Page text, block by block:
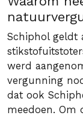
Schiphol geldt
werd
vergunning
dat ook
meedoen. Om